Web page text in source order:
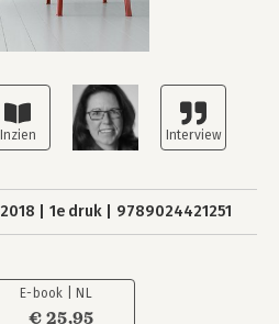
2018 1e druk 9789024421251
E-book | NL
€ 25,95